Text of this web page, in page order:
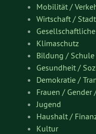
Mobilität /
Wirtschaft /
Klimaschutz
Bildung /
Gesundheit /
Demokratie /
Frauen /
Jugend
Haushalt /
Kultur